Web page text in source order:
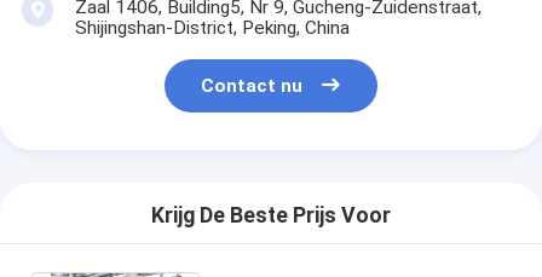
Zaal 1406, Building5, Nr 9, Gucheng-Zuidenstraat,
Shijingshan-District, Peking, China
Contact nu
Krijg De Beste Prijs Voor